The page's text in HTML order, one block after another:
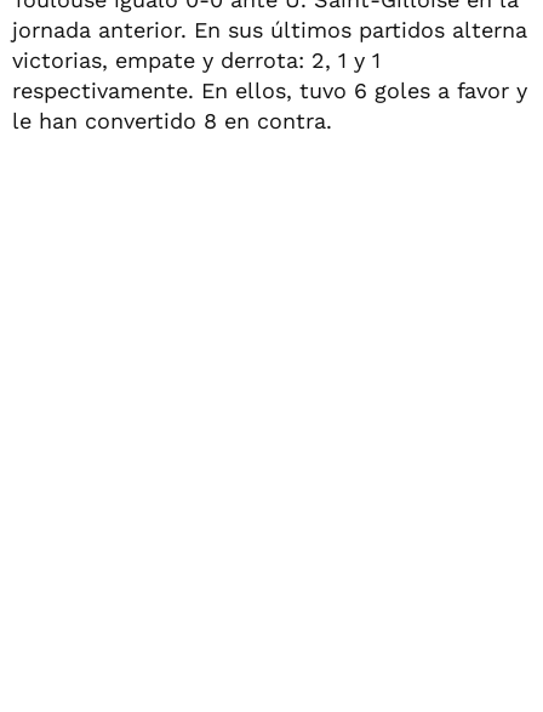
jornada anterior. En sus últimos partidos alterna
victorias, empate y derrota: 2, 1 y 1
respectivamente. En ellos, tuvo 6 goles a favor y
le han convertido 8 en contra.